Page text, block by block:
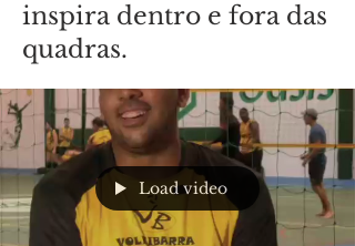
inspira dentro e fora das
quadras.
Load video